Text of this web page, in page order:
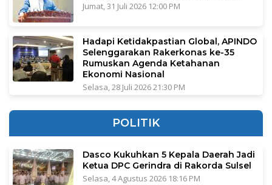
Jumat, 31 Juli 2026 12:00 PM
Hadapi Ketidakpastian Global, APINDO
Selenggarakan Rakerkonas ke-35
Rumuskan Agenda Ketahanan
Ekonomi Nasional
Selasa, 28 Juli 2026 21:30 PM
POLITIK
Dasco Kukuhkan 5 Kepala Daerah Jadi
Ketua DPC Gerindra di Rakorda Sulsel
Selasa, 4 Agustus 2026 18:16 PM